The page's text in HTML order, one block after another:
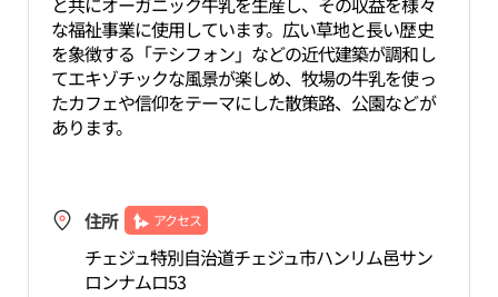
な福祉事業に使用しています。広い草地と長い歴史
を象徴する「テシフォン」などの近代建築が調和し
てエキゾチックな風景が楽しめ、牧場の牛乳を使っ
たカフェや信仰をテーマにした散策路、公園などが
あります。
住所 アクセス
チェジュ特別自治道チェジュ市ハンリム邑サン
ロンナムロ53